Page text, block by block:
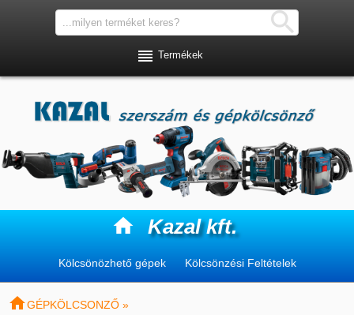
 Kazal kft.
Kölcsönözhető gépek Kölcsönzési Feltételek

 Termékek
GÉPKÖLCSONZŐ »